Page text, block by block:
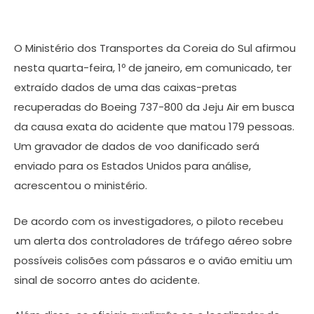
O Ministério dos Transportes da Coreia do Sul afirmou
nesta quarta-feira, 1º de janeiro, em comunicado, ter
extraído dados de uma das caixas-pretas
recuperadas do Boeing 737-800 da Jeju Air em busca
da causa exata do acidente que matou 179 pessoas.
Um gravador de dados de voo danificado será
enviado para os Estados Unidos para análise,
acrescentou o ministério.
De acordo com os investigadores, o piloto recebeu
um alerta dos controladores de tráfego aéreo sobre
possíveis colisões com pássaros e o avião emitiu um
sinal de socorro antes do acidente.